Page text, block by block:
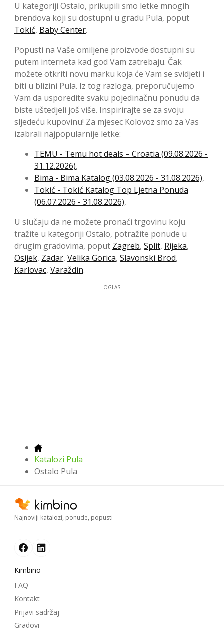
U kategoriji Ostalo, prikupili smo letke mnogih
brendova koji su dostupni u gradu Pula, poput
Tokić, Baby Center.
Popusti na Vaše omiljene proizvode dostupni su
putem interneta kad god Vam zatrebaju. Čak
možete otkriti novu marku koja će Vam se svidjeti i
biti u blizini Pula. Iz tog razloga, preporučujemo
Vam da usporedite svaku pojedinačnu ponudu da
biste uštedjeli još više. Inspirirajte se za svoju
sljedeću kupovinu! Za mjesec Kolovoz smo za Vas
izabrali najpopularnije letke:
TEMU - Temu hot deals – Croatia (09.08.2026 -
31.12.2026),
Bima - Bima Katalog (03.08.2026 - 31.08.2026),
Tokić - Tokić Katalog Top Ljetna Ponuda
(06.07.2026 - 31.08.2026),
U slučaju da ne možete pronaći trgovinu koju
tražite u kategoriji Ostalo, potražite ponude u
drugim gradovima, poput Zagreb, Split, Rijeka,
Osijek, Zadar, Velika Gorica, Slavonski Brod,
Karlovac, Varaždin.
OGLAS
Katalozi Pula
Ostalo Pula
Najnoviji katalozi, ponude, popusti
Kimbino
FAQ
Kontakt
Prijavi sadržaj
Gradovi